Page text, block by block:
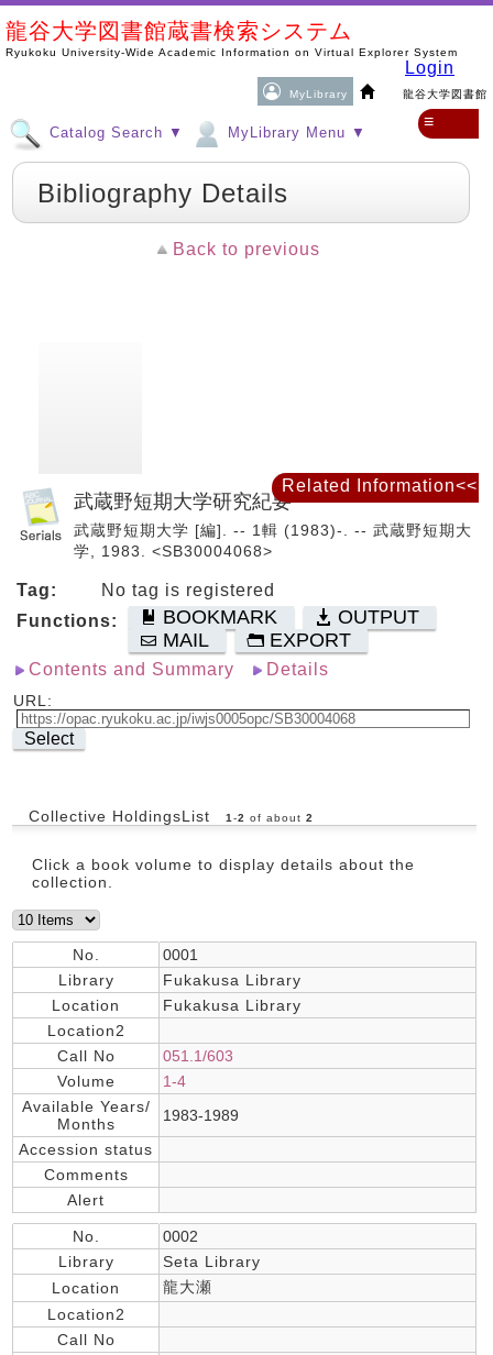
龍谷大学図書館蔵書検索システム
Ryukoku University-Wide Academic Information on Virtual Explorer System
MyLibrary 龍谷大学図書館
Login
Catalog Search ▼ MyLibrary Menu ▼
≡
Bibliography Details
Back to previous
武蔵野短期大学研究紀要
武蔵野短期大学 [編]. -- 1輯 (1983)-. -- 武蔵野短期大
学, 1983. <SB30004068>
Tag:
No tag is registered
Functions:
BOOKMARK
OUTPUT
MAIL
EXPORT
Contents and Summary Details
URL:
Select
Collective HoldingsList 1 -2 of about 2
Click a book volume to display details about the
collection.
No.
0001
Library
Fukakusa Library
Location
Fukakusa Library
Location2
Call No
051.1/603
Volume
1-4
Available Years/
Months
1983-1989
Accession status
Comments
Alert
No.
0002
Library
Seta Library
Location
龍大瀬
Location2
Call No
Related Information<<